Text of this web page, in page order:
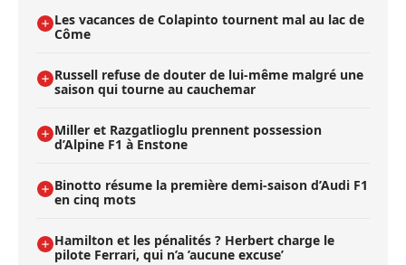
Les vacances de Colapinto tournent mal au lac de
Côme
Russell refuse de douter de lui-même malgré une
saison qui tourne au cauchemar
Miller et Razgatlioglu prennent possession
d’Alpine F1 à Enstone
Binotto résume la première demi-saison d’Audi F1
en cinq mots
Hamilton et les pénalités ? Herbert charge le
pilote Ferrari, qui n’a ’aucune excuse’